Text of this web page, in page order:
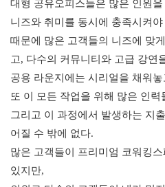
대형 공유오피스들은 많은 인원
니즈와 취미를 동시에 충족시켜
때문에 많은 고객들의 니즈에 맞
고, 다수의 커뮤니티와 고급 강연
공용 라운지에는 시리얼을 채워
또 이 모든 작업을 위해 많은 인력
그리고 이 과정에서 발생하는 지
어질 수 밖에 없다.
많은 고객들이 프리미엄 코워킹
있지만,